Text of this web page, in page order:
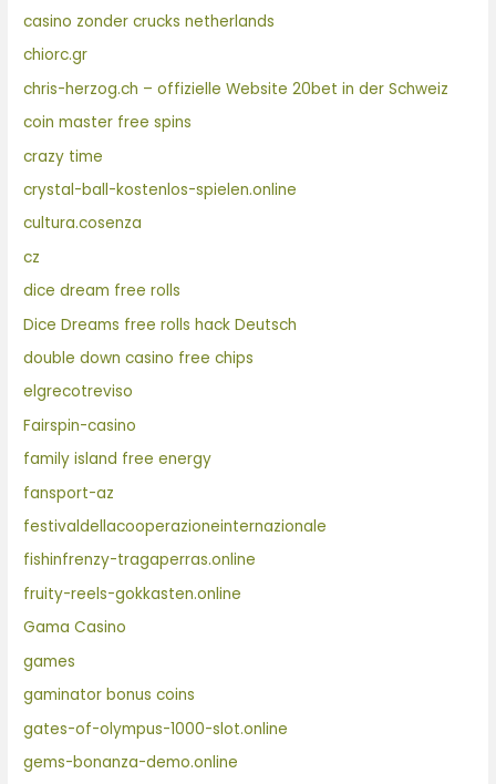
casino zonder crucks netherlands
chiorc.gr
chris-herzog.ch – offizielle Website 20bet in der Schweiz
coin master free spins
crazy time
crystal-ball-kostenlos-spielen.online
cultura.cosenza
cz
dice dream free rolls
Dice Dreams free rolls hack Deutsch
double down casino free chips
elgrecotreviso
Fairspin-casino
family island free energy
fansport-az
festivaldellacooperazioneinternazionale
fishinfrenzy-tragaperras.online
fruity-reels-gokkasten.online
Gama Casino
games
gaminator bonus coins
gates-of-olympus-1000-slot.online
gems-bonanza-demo.online